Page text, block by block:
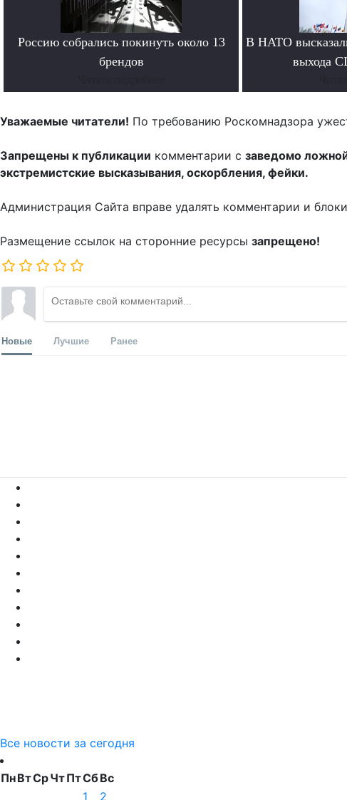
Россию собрались покинуть около 13
брендов
В НАТО
выхода
Уважаемые читатели! По требованию Роскомнадзора
Запрещены к публикации комментарии с заведомо
экстремистские высказывания, оскорбления, фейки.
Администрация Сайта вправе удалять комментарии и
Размещение ссылок на сторонние ресурсы запрещено!
Новые Лучшие Ранее
Все новости за сегодня
ПнВтСрЧтПтСбВс
1
2